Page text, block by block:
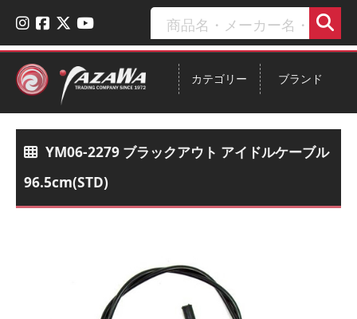
ブランド
カテゴリー
YM06-2279 ブラックアウト アイドルケーブル
96.5cm(STD)